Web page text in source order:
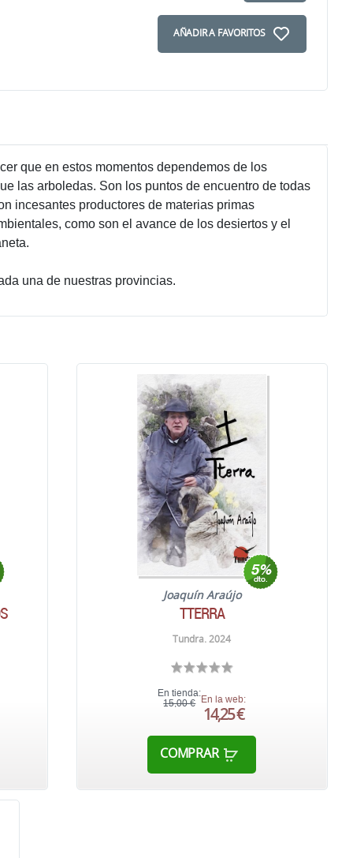
AÑADIR A FAVORITOS
que en estos momentos dependemos de los
las arboledas. Son los puntos de encuentro de todas
incesantes productores de materias primas
como son el avance de los desiertos y el
una de nuestras provincias.
Joaquín Araújo
TTERRA
Tundra. 2024
En tienda:
15,00 €
En la web:
14,25 €
COMPRAR